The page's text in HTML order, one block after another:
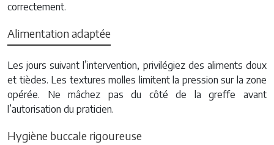
correctement.
Alimentation adaptée
Les jours suivant l’intervention, privilégiez des aliments doux
et tièdes. Les textures molles limitent la pression sur la zone
opérée. Ne mâchez pas du côté de la greffe avant
l’autorisation du praticien.
Hygiène buccale rigoureuse